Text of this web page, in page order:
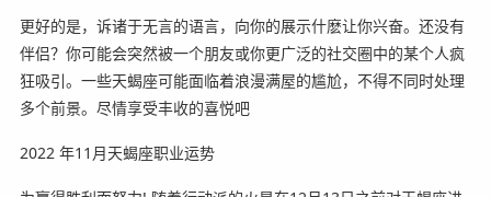
更好的是，诉诸于无言的语言，向你的展示什麽让你兴奋。还没有
伴侣？你可能会突然被一个朋友或你更广泛的社交圈中的某个人疯
狂吸引。一些天蝎座可能面临着浪漫满屋的尴尬，不得不同时处理
多个前景。尽情享受丰收的喜悦吧️
2022 年11月天蝎座职业运势